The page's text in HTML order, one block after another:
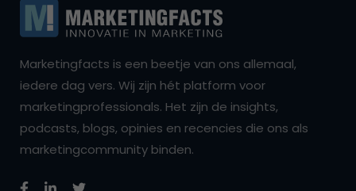
Marketingfacts is een beetje van ons allemaal,
iedere dag vers. Wij zijn hét platform voor
marketingprofessionals. Het zijn de insights,
podcasts, blogs, opinies en recencies die ons als
marketingcommunity binden.